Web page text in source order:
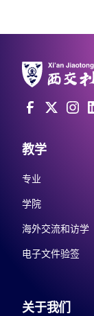
教学
专业
学院
海外交流和访学
电子文件验签
关于我们